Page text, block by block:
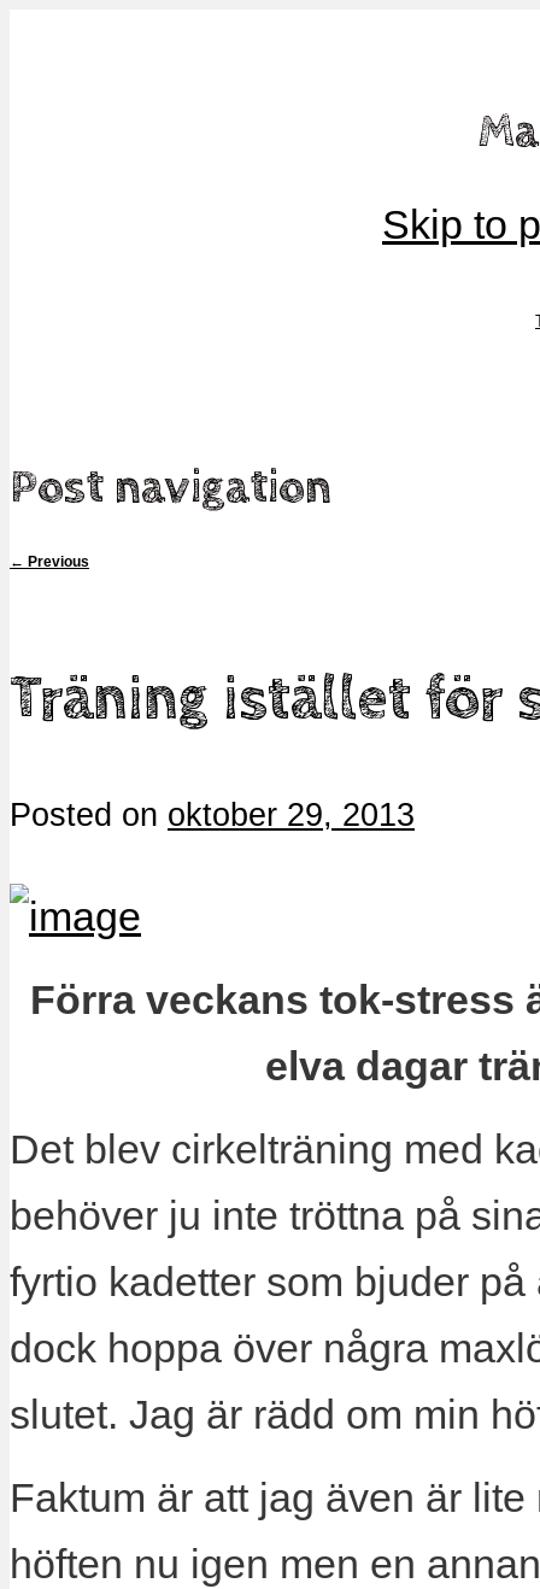
Skip to
Post navigation
← Previous
Träning istället för
Posted on oktober 29, 2013
Förra veckans tok-stress
elva dagar
Det blev cirkelträning med
behöver ju inte tröttna på
fyrtio kadetter som bjuder
dock hoppa över några
slutet. Jag är rädd om min
Faktum är att jag även är
höften nu igen men en